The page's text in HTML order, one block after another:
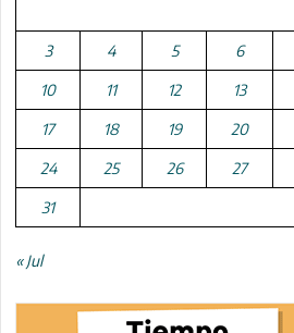
3 4 5 6
10 11 12 13
17 18 19 20
24 25 26 27
31
« Jul